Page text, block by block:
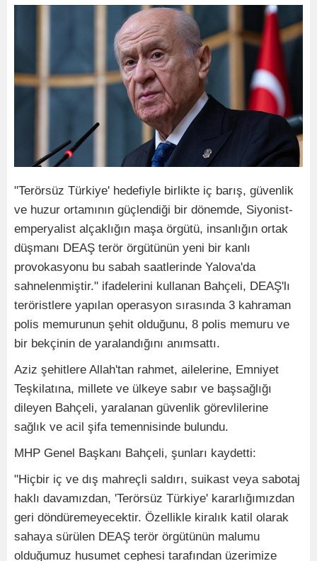
"Terörsüz Türkiye' hedefiyle birlikte iç barış, güvenlik
ve huzur ortamının güçlendiği bir dönemde, Siyonist-
emperyalist alçaklığın maşa örgütü, insanlığın ortak
düşmanı DEAŞ terör örgütünün yeni bir kanlı
provokasyonu bu sabah saatlerinde Yalova'da
sahnelenmiştir." ifadelerini kullanan Bahçeli, DEAŞ'lı
teröristlere yapılan operasyon sırasında 3 kahraman
polis memurunun şehit olduğunu, 8 polis memuru ve
bir bekçinin de yaralandığını anımsattı.
Aziz şehitlere Allah'tan rahmet, ailelerine, Emniyet
Teşkilatına, millete ve ülkeye sabır ve başsağlığı
dileyen Bahçeli, yaralanan güvenlik görevlilerine
sağlık ve acil şifa temennisinde bulundu.
MHP Genel Başkanı Bahçeli, şunları kaydetti:
"Hiçbir iç ve dış mahreçli saldırı, suikast veya sabotaj
haklı davamızdan, 'Terörsüz Türkiye' kararlığımızdan
geri döndüremeyecektir. Özellikle kiralık katil olarak
sahaya sürülen DEAŞ terör örgütünün malumu
olduğumuz husumet cephesi tarafından üzerimize